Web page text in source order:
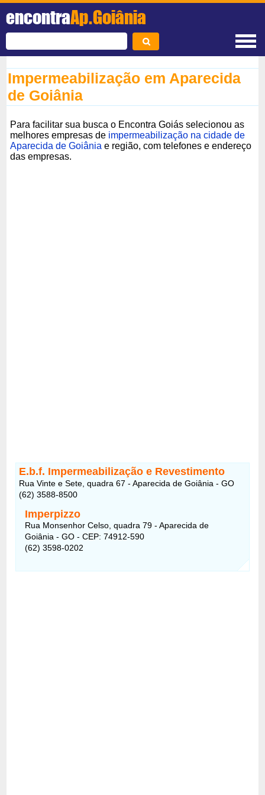
encontraAp.Goiânia
Impermeabilização em Aparecida
de Goiânia
Para facilitar sua busca o Encontra Goiás selecionou as
melhores empresas de impermeabilização na cidade de
Aparecida de Goiânia e região, com telefones e endereço
das empresas.
E.b.f. Impermeabilização e Revestimento
Rua Vinte e Sete, quadra 67 - Aparecida de Goiânia - GO
(62) 3588-8500
Imperpizzo
Rua Monsenhor Celso, quadra 79 - Aparecida de
Goiânia - GO - CEP: 74912-590
(62) 3598-0202